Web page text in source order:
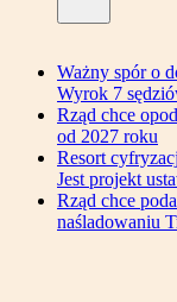
Ważny spór o
Wyrok 7
Rząd chce
od 2027 roku
Resort
Jest projekt
Rząd chce
naśladowaniu